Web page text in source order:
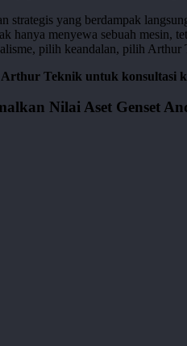
strategis yang berdampak
hanya menyewa sebuah mesin,
pilih keandalan, pilih Arthur
Teknik untuk konsultasi
Nilai Aset Genset